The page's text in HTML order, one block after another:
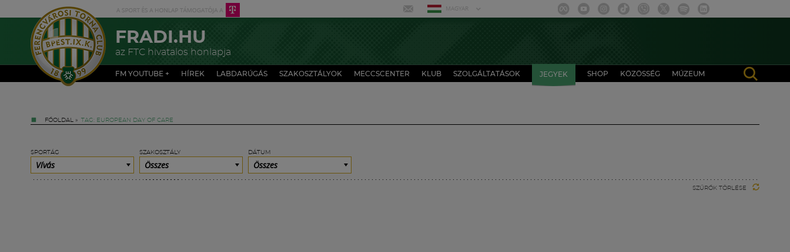
MAGYAR
FRADI.HU
az FTC hivatalos honlapja
FM YOUTUBE + HÍREK LABDARÚGÁS SZAKOSZTÁLYOK MECCSCENTER KLUB SZOLGÁLTATÁSOK JEGYEK SHOP KÖZÖSSÉG MÚZEUM
FŐOLDAL » TAG: EUROPEAN DAY OF CARE
SPORTÁG
Vívás
SZAKOSZTÁLY
Összes
DÁTUM
Összes
SZŰRŐK TÖRLÉSE